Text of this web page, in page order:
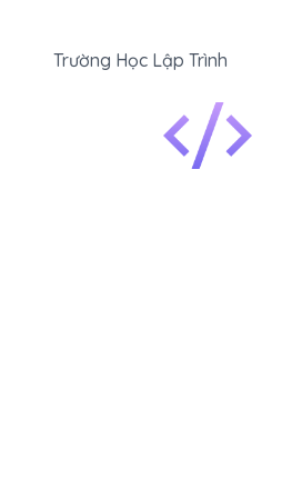
Trường Học Lập Trình